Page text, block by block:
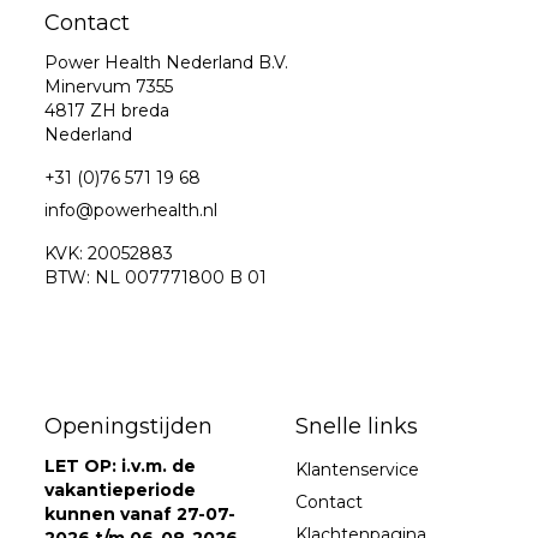
Contact
Power Health Nederland B.V.
Minervum 7355
4817 ZH breda
Nederland
+31 (0)76 571 19 68
info@powerhealth.nl
KVK: 20052883
BTW: NL 007771800 B 01
Openingstijden
LET OP: i.v.m. de
vakantieperiode
kunnen vanaf 27-07-
Snelle links
Klantenservice
Contact